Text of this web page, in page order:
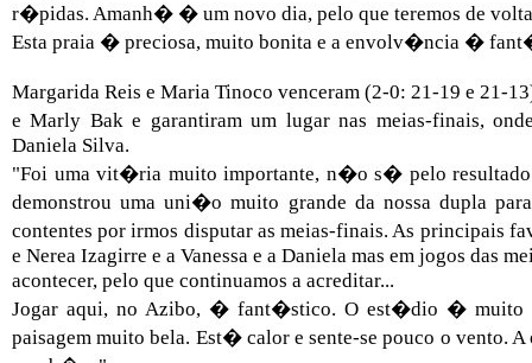
r�pidas. Amanh� � um novo dia, pelo que teremos de
Esta praia � preciosa, muito bonita e a envolv�ncia �
Margarida Reis e Maria Tinoco venceram (2-0: 21-19 e 21-
e Marly Bak e garantiram um lugar nas meias-finais,
Daniela Silva.
"Foi uma vit�ria muito importante, n�o s� pelo resultado
demonstrou uma uni�o muito grande da nossa dupla
contentes por irmos disputar as meias-finais. As principais
e Nerea Izagirre e a Vanessa e a Daniela mas em jogos das
acontecer, pelo que continuamos a acreditar...
Jogar aqui, no Azibo, � fant�stico. O est�dio � muito
paisagem muito bela. Est� calor e sente-se pouco o